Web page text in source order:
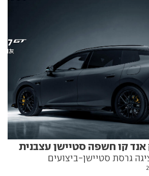
אנד קו חשפה סטיישן עצבנית
גרסת סטיישן-ביצועים
עם הנעה היברידית נטענת